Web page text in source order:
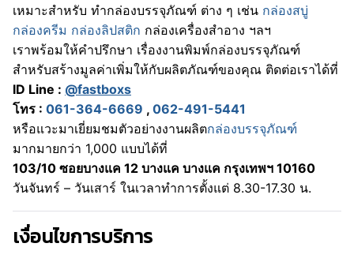
เหมาะสำหรับ ทำกล่องบรรจุภัณฑ์ ต่าง ๆ เช่น กล่องสบู่
กล่องครีม กล่องลิปสติก กล่องเครื่องสำอาง ฯลฯ
เราพร้อมให้คำปรึกษา เรื่องงานพิมพ์กล่องบรรจุภัณฑ์
สำหรับสร้างมูลค่าเพิ่มให้กับผลิตภัณฑ์ของคุณ ติดต่อเราได้ที่
ID Line : @fastboxs
โทร : 061-364-6669 , 062-491-5441
หรือแวะมาเยี่ยมชมตัวอย่างงานผลิตกล่องบรรจุภัณฑ์
มากมายกว่า 1,000 แบบได้ที่
103/10 ซอยบางแค 12 บางแค บางแค กรุงเทพฯ 10160
วันจันทร์ – วันเสาร์ ในเวลาทำการตั้งแต่ 8.30-17.30 น.
เงื่อนไขการบริการ